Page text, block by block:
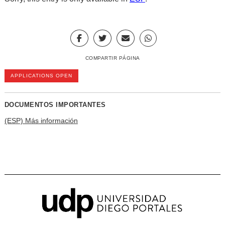
COMPARTIR PÁGINA
APPLICATIONS OPEN
DOCUMENTOS IMPORTANTES
(ESP) Más información